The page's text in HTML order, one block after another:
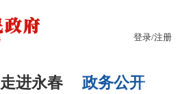
登录/注册
走进永春 政务公开